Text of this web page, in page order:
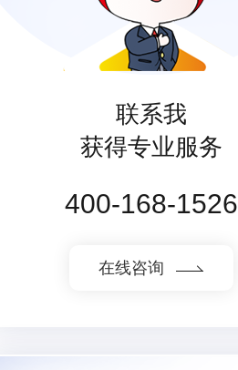
联系我
获得专业服务
400-168-1526
在线咨询